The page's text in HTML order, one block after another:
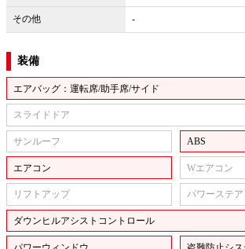
その他 -
装備
エアバッグ：運転席/助手席/サイド
スライドドア
サンルーフ ABS
エアコン Wエアコン
リフトアップ パワーステ
ダウンヒルアシストコントロール